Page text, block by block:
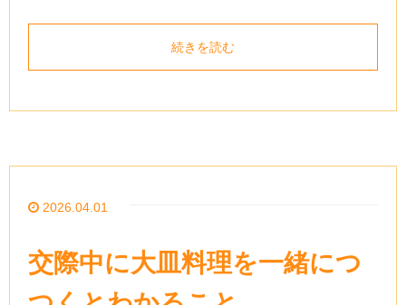
続きを読む
2026.04.01
交際中に大皿料理を一緒につ